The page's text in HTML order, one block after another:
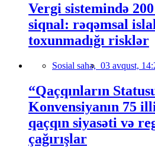
Vergi sistemində
siqnal: rəqəmsal
toxunmadığı risklər
Sosial sahə, 03 avqust,
“Qaçqınların
Konvensiyanın 75
qaçqın siyasəti və
çağırışlar